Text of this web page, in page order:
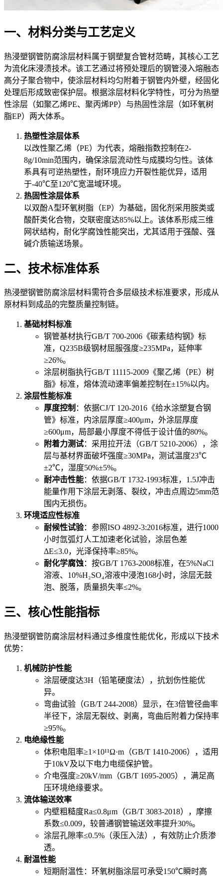
一、材料分类与工艺定义
热浸塑钢管防腐涂层材料属于钢塑复合管材范畴，其核心工艺
为流化床浸渍技术。该工艺通过将预处理后的钢管浸入熔融态
高分子聚合物中，使涂层材料均匀附着于钢管内外壁，经固化
处理后形成致密保护层。根据涂层材料化学特性，可分为热塑
性涂层（如聚乙烯PE、聚丙烯PP）与热固性涂层（如环氧树
脂EP）两大体系。
热塑性涂层体系
以改性聚乙烯（PE）为代表，熔融指数控制在2-
8g/10min范围内，确保涂层流动性与成膜均匀性。该体
系具有可逆热塑性，耐环境应力开裂性能优异，适用
于-40℃至120℃宽温域环境。
热固性涂层体系
以双酚A型环氧树脂（EP）为基础，固化剂采用胺类或
酸酐类化合物，交联密度达85%以上。该体系形成三维
网状结构，耐化学腐蚀性能突出，尤其适用于强酸、强
碱介质输送场景。
二、技术标准体系
热浸塑钢管防腐涂层材料需符合多层级技术标准要求，形成从
原材料到成品的完整质量控制链。
基础材料标准
钢管基材执行GB/T 700-2006《碳素结构钢》标
准，Q235B级钢材屈服强度≥235MPa，延伸率
≥26%。
涂层树脂执行GB/T 11115-2009《聚乙烯（PE）树
脂》标准，熔体流动速率偏差控制在±15%以内。
涂层性能标准
厚度控制 ：依据CJ/T 120-2016《给水涂塑复合钢
管》标准，内涂层厚度≥400μm，外涂层厚度
≥600μm，局部最小厚度不得低于设计值的80%。
附着力测试：采用拉开法（GB/T 5210-2006），涂
层与基材界面破坏强度≥30MPa，测试温度23℃
±2℃，湿度50%±5%。
耐冲击性能：依据GB/T 1732-1993标准，1.5J冲击
能量作用下涂层无剥落、裂纹，冲击点周边5mm范
围内无损伤。
环境适应性标准
耐候性试验：参照ISO 4892-3:2016标准，进行1000
小时氙弧灯人工加速老化试验，涂层色差
ΔE≤3.0，光泽保持率≥85%。
耐化学腐蚀：按GB/T 1763-2008标准，在5%NaCl
溶液、10%H₂SO₄溶液中浸泡168小时，涂层无鼓
泡、脱落，质量损失率≤2%。
三、核心性能指标
热浸塑钢管防腐涂层材料通过多维度性能优化，形成以下技术
优势：
机械防护性能
涂层硬度达3H（铅笔硬度法），抗划伤性能优
异。
弯曲试验（GB/T 244-2008）显示，在3倍管径曲率
半径下，涂层无裂纹、剥离，弯曲后附着力保持率
≥95%。
电绝缘性能
体积电阻率≥1×10¹¹Ω·m（GB/T 1410-2006），适用
于10kV及以下电力电缆保护管。
介电强度≥20kV/mm（GB/T 1695-2005），满足高
压环境绝缘要求。
流体输送效率
内壁粗糙度Ra≤0.8μm（GB/T 3083-2018），摩擦
系数≤0.009，较普通钢管输送效率提升30%。
涂层孔隙率≤0.5%（汞压入法），有效防止介质渗
透。
耐温性能
短期耐温性：环氧树脂涂层可承受150℃瞬时高